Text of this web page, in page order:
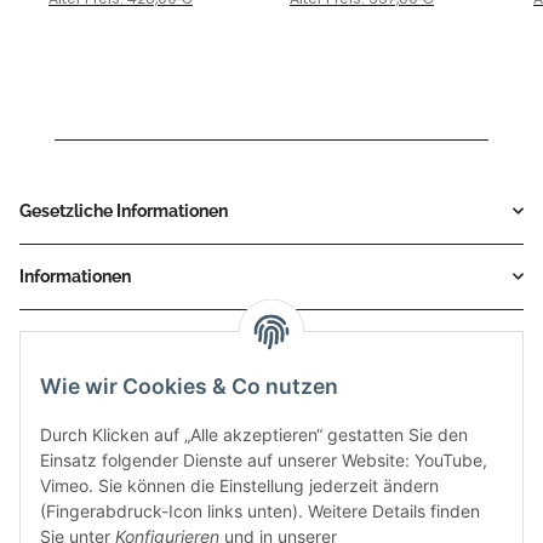
Wie wir Cookies & Co nutzen
Durch Klicken auf „Alle akzeptieren“ gestatten Sie den
Einsatz folgender Dienste auf unserer Website: YouTube,
Vimeo. Sie können die Einstellung jederzeit ändern
(Fingerabdruck-Icon links unten). Weitere Details finden
Sie unter Konfigurieren und in unserer
Gesetzliche Informationen
Informationen